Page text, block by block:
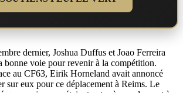
dernier, Joshua Duffus et Joao Ferreira
bonne voie pour revenir à la compétition.
au CF63, Eirik Horneland avait annoncé
sur eux pour ce déplacement à Reims. Le